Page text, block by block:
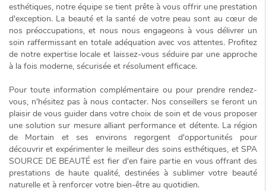
esthétiques, notre équipe se tient prête à vous offrir une prestation
d'exception. La beauté et la santé de votre peau sont au cœur de
nos préoccupations, et nous nous engageons à vous délivrer un
soin raffermissant en totale adéquation avec vos attentes. Profitez
de notre expertise locale et laissez-vous séduire par une approche
à la fois moderne, sécurisée et résolument efficace.
Pour toute information complémentaire ou pour prendre rendez-
vous, n'hésitez pas à nous contacter. Nos conseillers se feront un
plaisir de vous guider dans votre choix de soin et de vous proposer
une solution sur mesure alliant performance et détente. La région
de Mortain et ses environs regorgent d'opportunités pour
découvrir et expérimenter le meilleur des soins esthétiques, et SPA
SOURCE DE BEAUTÉ est fier d'en faire partie en vous offrant des
prestations de haute qualité, destinées à sublimer votre beauté
naturelle et à renforcer votre bien-être au quotidien.